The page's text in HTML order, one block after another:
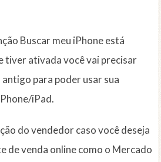
Buscar meu iPhone está
tiver ativada você vai precisar
para poder usar sua
iPad.
do vendedor caso você deseja
de venda online como o Mercado